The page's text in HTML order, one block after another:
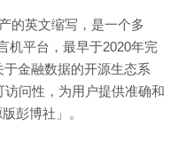
的英文缩写，是一个多
机平台，最早于2020年完
金融数据的开源生态系
问性，为用户提供准确和
彭博社」。